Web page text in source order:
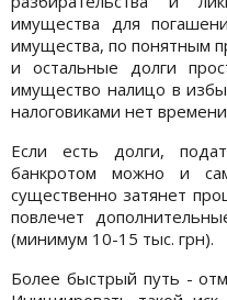
имущества для
имущества, по понятным
и остальные долги
имущество налицо в
налоговиками нет
Если есть долги,
банкротом можно и
существенно затянет
повлечет
(минимум 10-15 тыс. грн).
Более быстрый путь -